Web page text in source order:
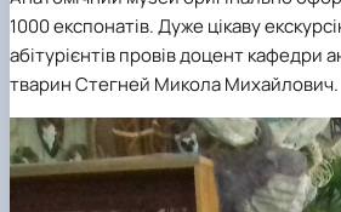
1000 експонатів. Дуже цікаву
абітурієнтів провів доцент кафедри
тварин Стегней Микола Михайлович.